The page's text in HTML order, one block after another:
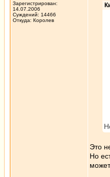
Зарегистрирован:
14.07.2006
Суждений: 14466
Откуда: Королев
Это
Но